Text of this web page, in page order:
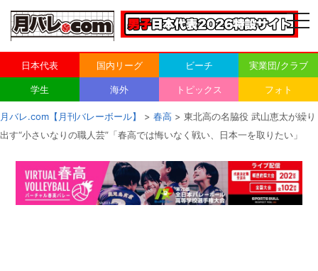
日本代表 国内リーグ ビーチ 実業団/クラブ
学生 海外 トピックス フォト
月バレ.com【月刊バレーボール】 > 春高 > 東北高の名脇役 武山恵太が繰り
出す“小さいなりの職人芸”「春高では悔いなく戦い、日本一を取りたい」